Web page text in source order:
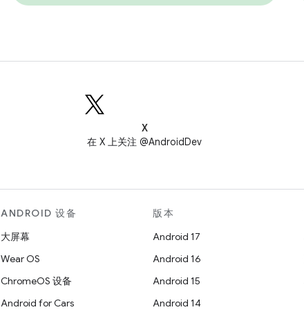
X
在 X 上关注 @AndroidDev
ANDROID 设备
大屏幕
Wear OS
ChromeOS 设备
Android for Cars
版本
Android 17
Android 16
Android 15
Android 14